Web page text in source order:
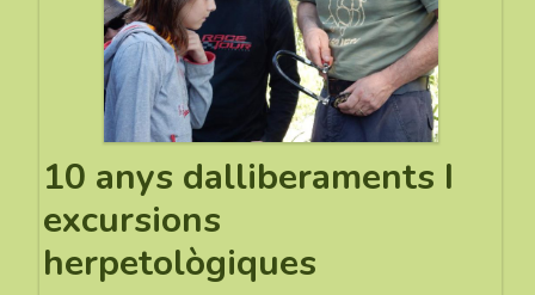
10 anys dalliberaments I
excursions
herpetològiques